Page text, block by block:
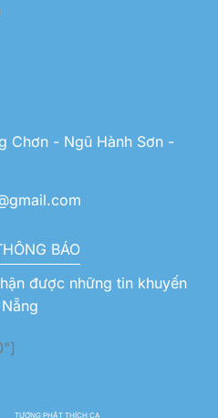
Chơn - Ngũ Hành Sơn -
BÁO
được những tin khuyến
TƯỢNG PHẬT THÍCH CA